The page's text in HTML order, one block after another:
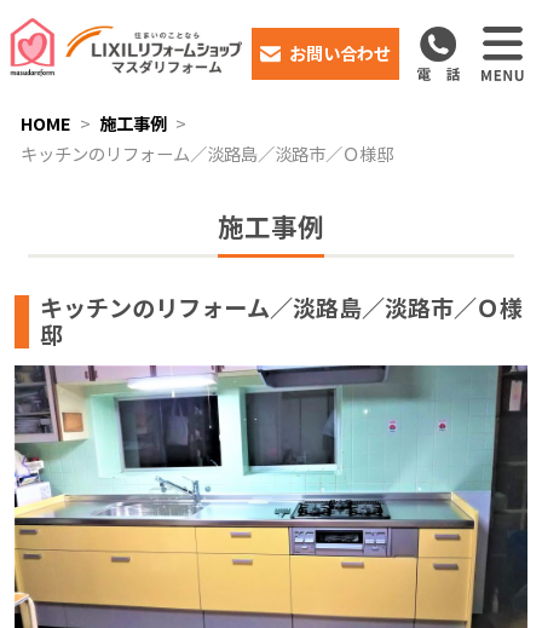
お問い合わせ
HOME
施工事例
キッチンのリフォーム／淡路島／淡路市／Ｏ様邸
施工事例
キッチンのリフォーム／淡路島／淡路市／Ｏ様
邸